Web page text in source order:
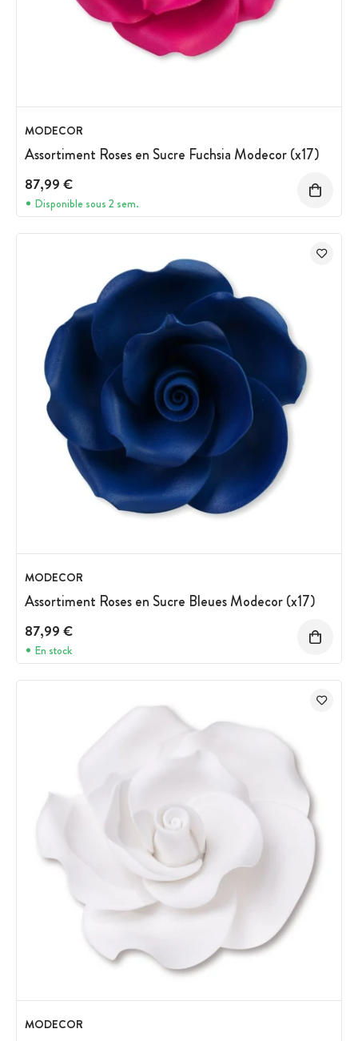
MODECOR
Assortiment Roses en Sucre Fuchsia Modecor (x17)
87,99 €
Disponible sous 2 sem.
MODECOR
Assortiment Roses en Sucre Bleues Modecor (x17)
87,99 €
En stock
MODECOR